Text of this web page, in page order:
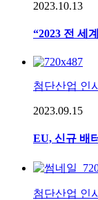
2023.10.13
“2023 전 세
첨단산업 인
2023.09.15
EU, 신규 배
첨단산업 인